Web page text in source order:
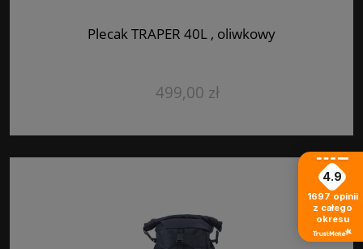
Plecak TRAPER 40L , oliwkowy
499,00 zł
4.9
1697 opinii
z całego
okresu